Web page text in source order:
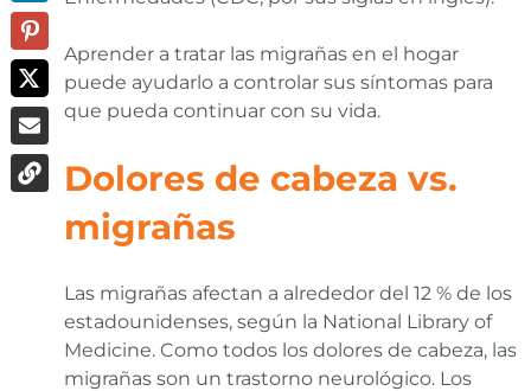
Aprender a tratar las migrañas en el hogar
puede ayudarlo a controlar sus síntomas para
que pueda continuar con su vida.
Dolores de cabeza vs.
migrañas
Las migrañas afectan a alrededor del 12 % de los
estadounidenses, según la National Library of
Medicine. Como todos los dolores de cabeza, las
migrañas son un trastorno neurológico. Los